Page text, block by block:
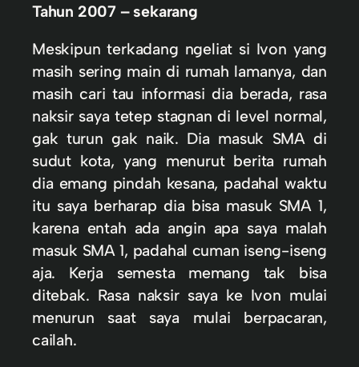
Tahun 2007 – sekarang
Meskipun terkadang ngeliat si Ivon yang
masih sering main di rumah lamanya, dan
masih cari tau informasi dia berada, rasa
naksir saya tetep stagnan di level normal,
gak turun gak naik. Dia masuk SMA di
sudut kota, yang menurut berita rumah
dia emang pindah kesana, padahal waktu
itu saya berharap dia bisa masuk SMA 1,
karena entah ada angin apa saya malah
masuk SMA 1, padahal cuman iseng-iseng
aja. Kerja semesta memang tak bisa
ditebak. Rasa naksir saya ke Ivon mulai
menurun saat saya mulai berpacaran,
cailah.